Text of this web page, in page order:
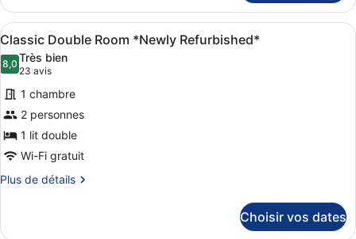
le
type
de
chambre
Chambre
Exécutive
Afficher
toutes
les
photos
pour
ce
type
de
chambre :
Room
Un lit bien fait, avec des
6
Classic Double Room *Newly Refurbished*
8,08,0 sur 10
Très bien
23 avis
(23 avis)
1 chambre
2 personnes
1 lit double
Wi-Fi gratuit
Plus de détails
Plus
le
Choisir vos dates